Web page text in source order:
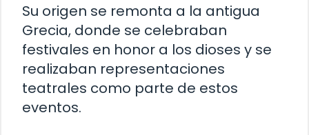
Su origen se remonta a la antigua
Grecia, donde se celebraban
festivales en honor a los dioses y se
realizaban representaciones
teatrales como parte de estos
eventos.